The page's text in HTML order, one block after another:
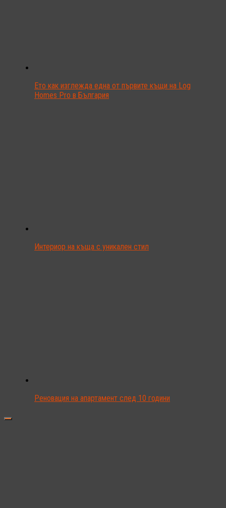
Ето как изглежда една от първите къщи на Log
Homes Pro в България
Интериор на къща с уникален стил
Реновация на апартамент след 10 години